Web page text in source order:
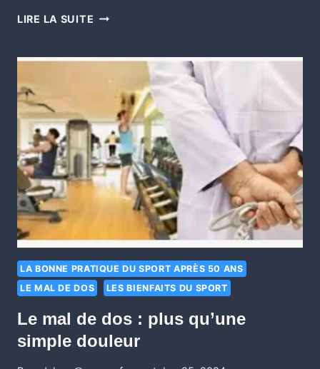
LIRE LA SUITE
LA BONNE PRATIQUE DU SPORT APRÈS 50 ANS
LE MAL DE DOS
LES BIENFAITS DU SPORT
Le mal de dos : plus qu’une
simple douleur